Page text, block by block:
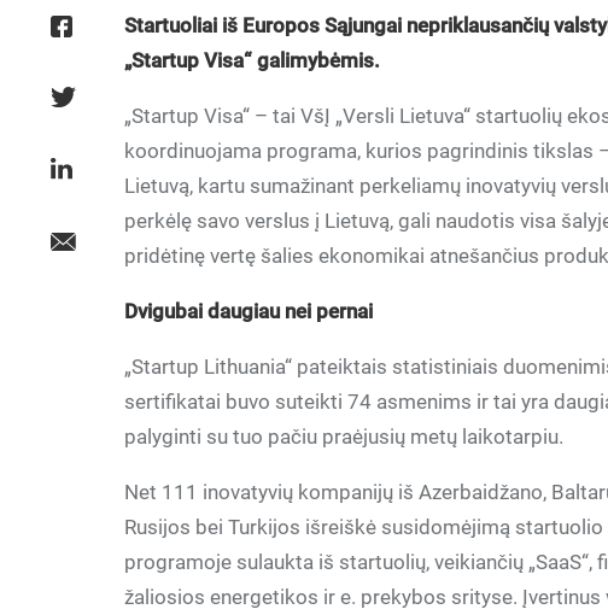
Startuoliai iš Europos Sąjungai nepriklausančių
„Startup Visa“ galimybėmis.
„Startup Visa“ – tai VšĮ „Versli Lietuva“ startuolių
koordinuojama programa, kurios pagrindinis tikslas
Lietuvą, kartu sumažinant perkeliamų inovatyvių
perkėlę savo verslus į Lietuvą, gali naudotis visa
pridėtinę vertę šalies ekonomikai atnešančius
Dvigubai daugiau nei pernai
„Startup Lithuania“ pateiktais statistiniais
sertifikatai buvo suteikti 74 asmenims ir tai yra
palyginti su tuo pačiu praėjusių metų laikotarpiu.
Net 111 inovatyvių kompanijų iš Azerbaidžano,
Rusijos bei Turkijos išreiškė susidomėjimą
programoje sulaukta iš startuolių, veikiančių
žaliosios energetikos ir e. prekybos srityse.